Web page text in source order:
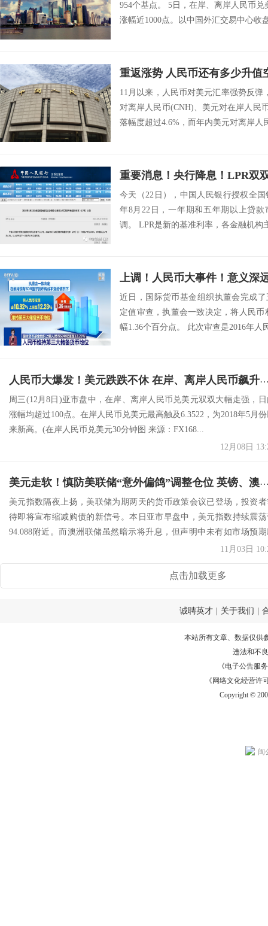
954个基点。 5日，在岸、离岸人民币
涨幅近1000点。以中国外汇交易中心收
重返涨势 人民币还有多少升值
11月以来，人民币对美元汇率强势反弹
对离岸人民币(CNH)、美元对在岸人民
落幅度超过4.6%，而年内美元对离岸人
今天（22日），中国人民银行授权全
年8月22日，一年期和五年期以上贷
调。 LPR是新的基准利率，各金融机构
上调！人民币大事件！意义深
近日，国际货币基金组织执董会完成
定值审查，执董会一致决定，将人民币
幅1.36个百分点。 此次审查是2016年人
人民币大爆发！美元跌跌不休 在岸、离岸人民币飙升逾
周三(12月8日)亚市盘中，在岸、离岸人民币兑美元双双大幅走强，
涨幅均超过100点。在岸人民币兑美元最高触及6.3522，为2018年5月
来新高。(在岸人民币兑美元30分钟图 来源：FX168...
12月08日
美元走软！慎防美联储“意外偏鸽”调整仓位 英镑、澳元与亚币全
美元指数隔夜上扬，美联储为期两天的货币政策会议已登场，投资
待即将宣布缩减购债的新信号。本日亚市早盘中，美元指数持续震
94.088附近。而澳洲联储虽然暗示将升息，但声明中未有如市场预
11月03日
点击加载更多
诚聘英才 关于我们
本站所有文章、数据仅供
违法和不
《电子公告服务
《网络文化经营许
Copyright ©
闽